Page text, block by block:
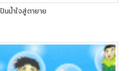
ปันน้ำใจสู่ตายาย